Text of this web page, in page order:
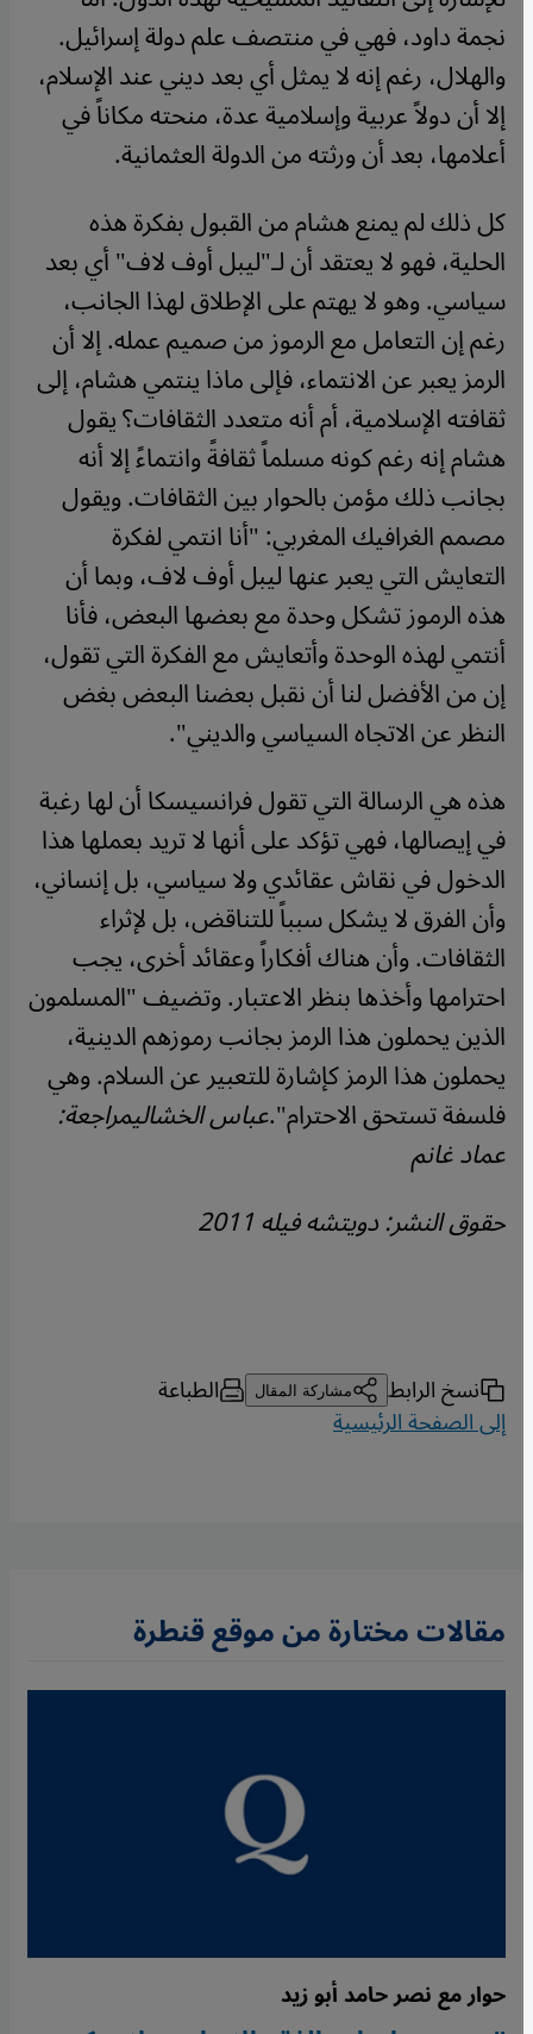
نجمة داود، فهي في منتصف علم دولة إسرائيل.
والهلال، رغم إنه لا يمثل أي بعد ديني عند الإسلام،
إلا أن دولاً عربية وإسلامية عدة، منحته مكاناً في
أعلامها، بعد أن ورثته من الدولة العثمانية.
كل ذلك لم يمنع هشام من القبول بفكرة هذه
الحلية، فهو لا يعتقد أن لـ"ليبل أوف لاف" أي بعد
سياسي. وهو لا يهتم على الإطلاق لهذا الجانب،
رغم إن التعامل مع الرموز من صميم عمله. إلا أن
الرمز يعبر عن الانتماء، فإلى ماذا ينتمي هشام، إلى
ثقافته الإسلامية، أم أنه متعدد الثقافات؟ يقول
هشام إنه رغم كونه مسلماً ثقافةً وانتماءً إلا أنه
بجانب ذلك مؤمن بالحوار بين الثقافات. ويقول
مصمم الغرافيك المغربي: "أنا انتمي لفكرة
التعايش التي يعبر عنها ليبل أوف لاف، وبما أن
هذه الرموز تشكل وحدة مع بعضها البعض، فأنا
أنتمي لهذه الوحدة وأتعايش مع الفكرة التي تقول،
إن من الأفضل لنا أن نقبل بعضنا البعض بغض
النظر عن الاتجاه السياسي والديني".
هذه هي الرسالة التي تقول فرانسيسكا أن لها رغبة
في إيصالها، فهي تؤكد على أنها لا تريد بعملها هذا
الدخول في نقاش عقائدي ولا سياسي، بل إنساني،
وأن الفرق لا يشكل سبباً للتناقض، بل لإثراء
الثقافات. وأن هناك أفكاراً وعقائد أخرى، يجب
احترامها وأخذها بنظر الاعتبار. وتضيف "المسلمون
الذين يحملون هذا الرمز بجانب رموزهم الدينية،
يحملون هذا الرمز كإشارة للتعبير عن السلام. وهي
فلسفة تستحق الاحترام".عباس الخشاليمراجعة:
عماد غانم
حقوق النشر: دويتشه فيله 2011
نسخ الرابط مشاركة المقال الطباعة
إلى الصفحة الرئيسية
مقالات مختارة من موقع قنطرة
حوار مع نصر حامد أبو زيد